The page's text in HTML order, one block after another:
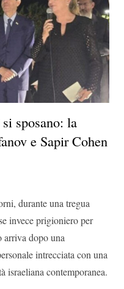
sposano: la
e Sapir Cohen
durante una tregua
invece prigioniero per
dopo una
intrecciata con una
israeliana contemporanea.